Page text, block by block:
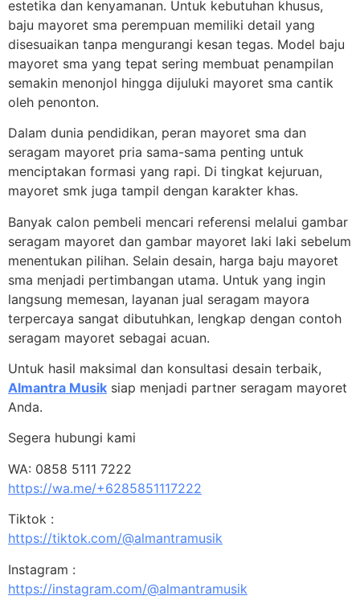
estetika dan kenyamanan. Untuk kebutuhan khusus,
baju mayoret sma perempuan memiliki detail yang
disesuaikan tanpa mengurangi kesan tegas. Model baju
mayoret sma yang tepat sering membuat penampilan
semakin menonjol hingga dijuluki mayoret sma cantik
oleh penonton.
Dalam dunia pendidikan, peran mayoret sma dan
seragam mayoret pria sama-sama penting untuk
menciptakan formasi yang rapi. Di tingkat kejuruan,
mayoret smk juga tampil dengan karakter khas.
Banyak calon pembeli mencari referensi melalui gambar
seragam mayoret dan gambar mayoret laki laki sebelum
menentukan pilihan. Selain desain, harga baju mayoret
sma menjadi pertimbangan utama. Untuk yang ingin
langsung memesan, layanan jual seragam mayora
terpercaya sangat dibutuhkan, lengkap dengan contoh
seragam mayoret sebagai acuan.
Untuk hasil maksimal dan konsultasi desain terbaik,
Almantra Musik siap menjadi partner seragam mayoret
Anda.
Segera hubungi kami
WA: 0858 5111 7222
https://wa.me/+6285851117222
Tiktok :
https://tiktok.com/@almantramusik
Instagram :
https://instagram.com/@almantramusik